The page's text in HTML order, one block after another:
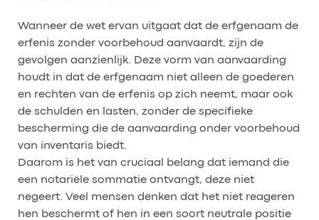
Wanneer de wet ervan uitgaat dat de erfgenaam de
erfenis zonder voorbehoud aanvaardt, zijn de
gevolgen aanzienlijk. Deze vorm van aanvaarding
houdt in dat de erfgenaam niet alleen de goederen
en rechten van de erfenis op zich neemt, maar ook
de schulden en lasten, zonder de specifieke
bescherming die de aanvaarding onder voorbehoud
van inventaris biedt.
Daarom is het van cruciaal belang dat iemand die
een notariële sommatie ontvangt, deze niet
negeert. Veel mensen denken dat het niet reageren
hen beschermt of hen in een soort neutrale positie